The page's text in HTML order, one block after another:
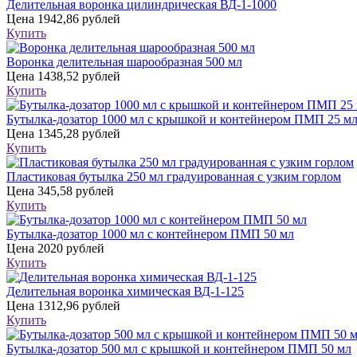
Делительная воронка цилиндрическая ВД-1-1000
Цена 1942,86 рублей
Купить
Воронка делительная шарообразная 500 мл
Цена 1438,52 рублей
Купить
Бутылка-дозатор 1000 мл с крышкой и контейнером ПМП 25 мл
Цена 1345,28 рублей
Купить
Пластиковая бутылка 250 мл градуированная с узким горлом
Цена 345,58 рублей
Купить
Бутылка-дозатор 1000 мл с контейнером ПМП 50 мл
Цена 2020 рублей
Купить
Делительная воронка химическая ВД-1-125
Цена 1312,96 рублей
Купить
Бутылка-дозатор 500 мл с крышкой и контейнером ПМП 50 мл